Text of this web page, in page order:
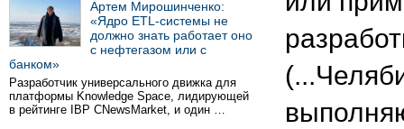
Артем Мирошинченко:
«Ядро ETL-системы не
должно знать работает оно
с нефтегазом или с
банком»
Разработчик универсального движка для
платформы Knowledge Space, лидирующей
в рейтинге IBP CNewsMarket, и один …